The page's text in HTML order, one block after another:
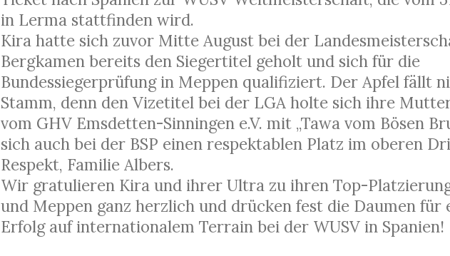
in Lerma stattfinden wird.
Kira hatte sich zuvor Mitte August bei der
Bergkamen bereits den Siegertitel geholt und sich für die
Bundessiegerprüfung in Meppen qualifiziert. Der Apfel fällt
Stamm, denn den Vizetitel bei der LGA holte sich ihre
vom GHV Emsdetten-Sinningen e.V. mit „Tawa vom Bösen
sich auch bei der BSP einen respektablen Platz im oberen
Respekt, Familie Albers.
Wir gratulieren Kira und ihrer Ultra zu ihren Top-
und Meppen ganz herzlich und drücken fest die Daumen für
Erfolg auf internationalem Terrain bei der WUSV in Spanien!